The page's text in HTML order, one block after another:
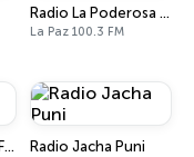
Radio La Poderosa Bolivia
La Paz 100.3 FM
Radio Gente 88.9 FM Radio Jacha Puni